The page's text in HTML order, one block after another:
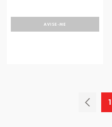
AVISE-ME
1